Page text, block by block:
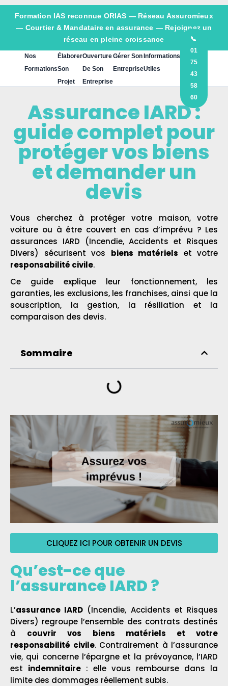
Formation IAS reconnue ORIAS — Réseau Assuromieux
— Courtier & Mandataire en assurance — Rejoignez un
réseau en pleine croissance
Nos
Formations
Élaborer
Son
Projet
Ouverture
De Son
Entreprise
Gérer Son
Entreprise
Informations
Utiles
📞
01
75
43
58
60
Assurance IARD :
guide complet pour
protéger vos biens
et demander un
devis
Vous cherchez à protéger votre maison, votre
voiture ou à être couvert en cas d’imprévu ? Les
assurances IARD (Incendie, Accidents et Risques
Divers) sécurisent vos biens matériels et votre
responsabilité civile.
Ce guide explique leur fonctionnement, les
garanties, les exclusions, les franchises, ainsi que la
souscription, la gestion, la résiliation et la
comparaison des devis.
Sommaire
CLIQUEZ ICI POUR OBTENIR UN DEVIS
Qu’est-ce que
l’assurance IARD ?
L’assurance IARD (Incendie, Accidents et Risques
Divers) regroupe l’ensemble des contrats destinés
à couvrir vos biens matériels et votre
responsabilité civile. Contrairement à l’assurance
vie, qui concerne l’épargne et la prévoyance, l’IARD
est indemnitaire : elle vous rembourse dans la
limite des dommages réellement subis.